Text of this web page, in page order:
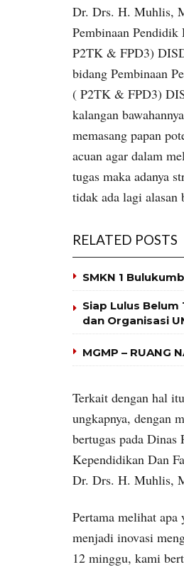
Dr. Drs. H. Muhlis,
Pembinaan
P2TK & FPD3)
bidang Pembinaan
( P2TK & FPD3)
kalangan
memasang papan
acuan agar dalam
tugas maka adanya
tidak ada lagi alasan
RELATED POSTS
SMKN 1
Siap Lulus
dan Organisasi
MGMP – RUANG
Terkait dengan hal
ungkapnya, dengan
bertugas pada Dinas
Kependidikan Dan
Dr. Drs. H. Muhlis,
Pertama melihat
menjadi inovasi
12 minggu, kami